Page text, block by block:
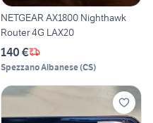
NETGEAR AX1800 Nighthawk
Router 4G LAX20
140 €
Spezzano Albanese(CS)